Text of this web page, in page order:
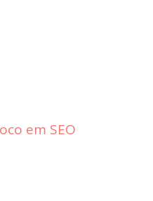
em SEO